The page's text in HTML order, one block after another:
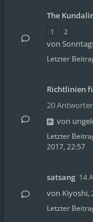
The
1 2
von
Letzter
Richtlinien
20
von
Letzter
2017, 22:57
satsang 14
von Kiyoshi,
Letzter